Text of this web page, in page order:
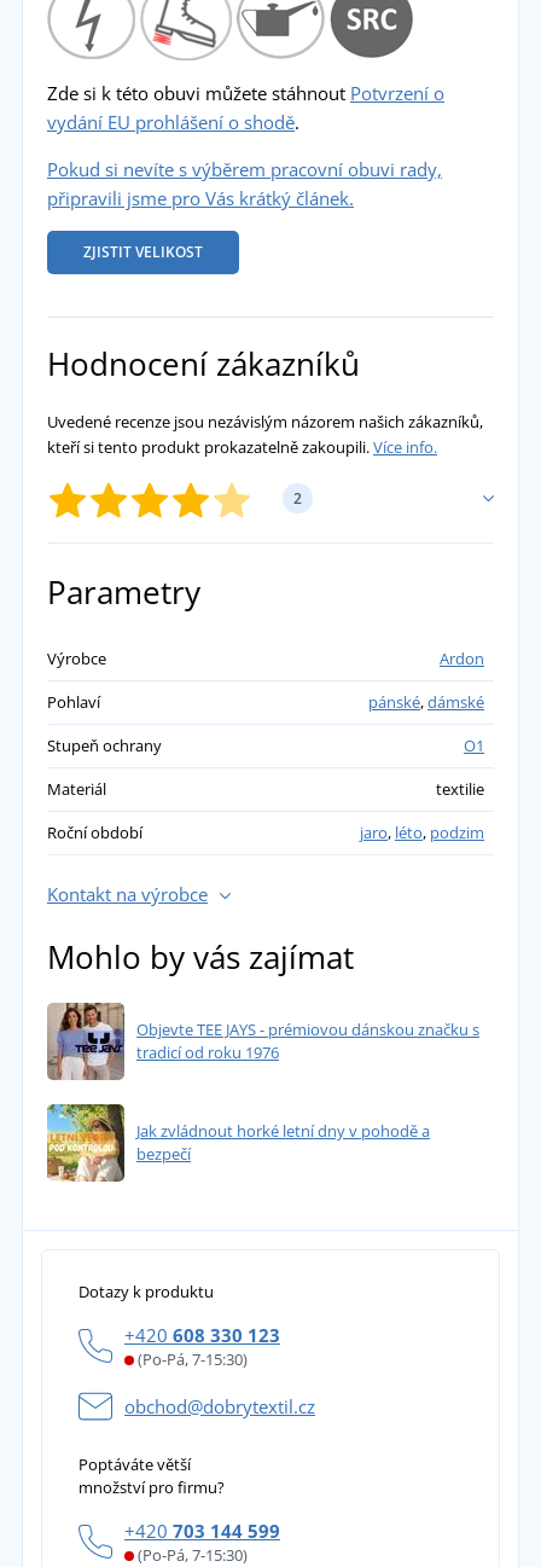
Zde si k této obuvi můžete stáhnout Potvrzení o
vydání EU prohlášení o shodě.
Pokud si nevíte s výběrem pracovní obuvi rady,
připravili jsme pro Vás krátký článek.
ZJISTIT VELIKOST
Hodnocení zákazníků
Uvedené recenze jsou nezávislým názorem našich zákazníků,
kteří si tento produkt prokazatelně zakoupili.Více info.
2
Pavla
Chodí se mi v nich docela pohodlně. Ale po
pár dnech zjištěna drobná závada na
tkaničkách. :-/ Možná by mohly být kratší.
Bohužel přibližně po měsíci se mírně trhá
(žmolkatí nebo jak to správně nazvat) vnitřní
stélka boty. :-(
přidáno 23.08.2023
Parametry
Výrobce
Ardon
Pohlaví
pánské,dámské
Stupeň ochrany
O1
Materiál
textilie
Roční období
jaro, léto, podzim
Kontakt na výrobce
Mohlo by vás zajímat
Objevte TEE JAYS - prémiovou dánskou značku s
tradicí od roku 1976
Jak zvládnout horké letní dny v pohodě a
bezpečí
Dotazy k produktu
+420 608 330 123
(Po-Pá, 7-15:30)
obchod@dobrytextil.cz
Poptáváte větší
množství pro firmu?
+420 703 144 599
(Po-Pá, 7-15:30)